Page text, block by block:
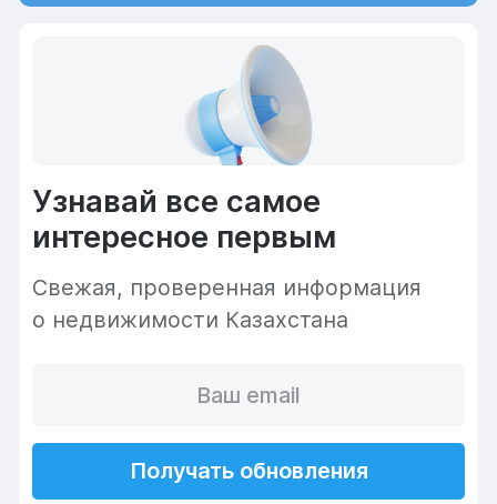
Узнавай все самое
интересное первым
Cвежая, проверенная информация
о недвижимости Казахстана
Получать обновления